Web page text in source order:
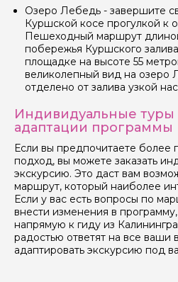
Озеро Лебедь - завершите
Куршской косе прогулкой к
Пешеходный маршрут
побережья Куршского
площадке на высоте 55
великолепный вид на озеро
отделено от залива узкой
Индивидуальные
адаптации программы
Если вы предпочитаете более
подход, вы можете заказать
экскурсию. Это даст вам
маршрут, который наиболее
Если у вас есть вопросы по
внести изменения в
напрямую к гиду из
радостью ответят на все ваши
адаптировать экскурсию под